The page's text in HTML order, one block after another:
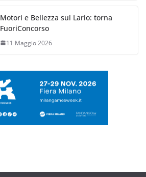
Motori e Bellezza sul Lario: torna
FuoriConcorso
11 Maggio 2026